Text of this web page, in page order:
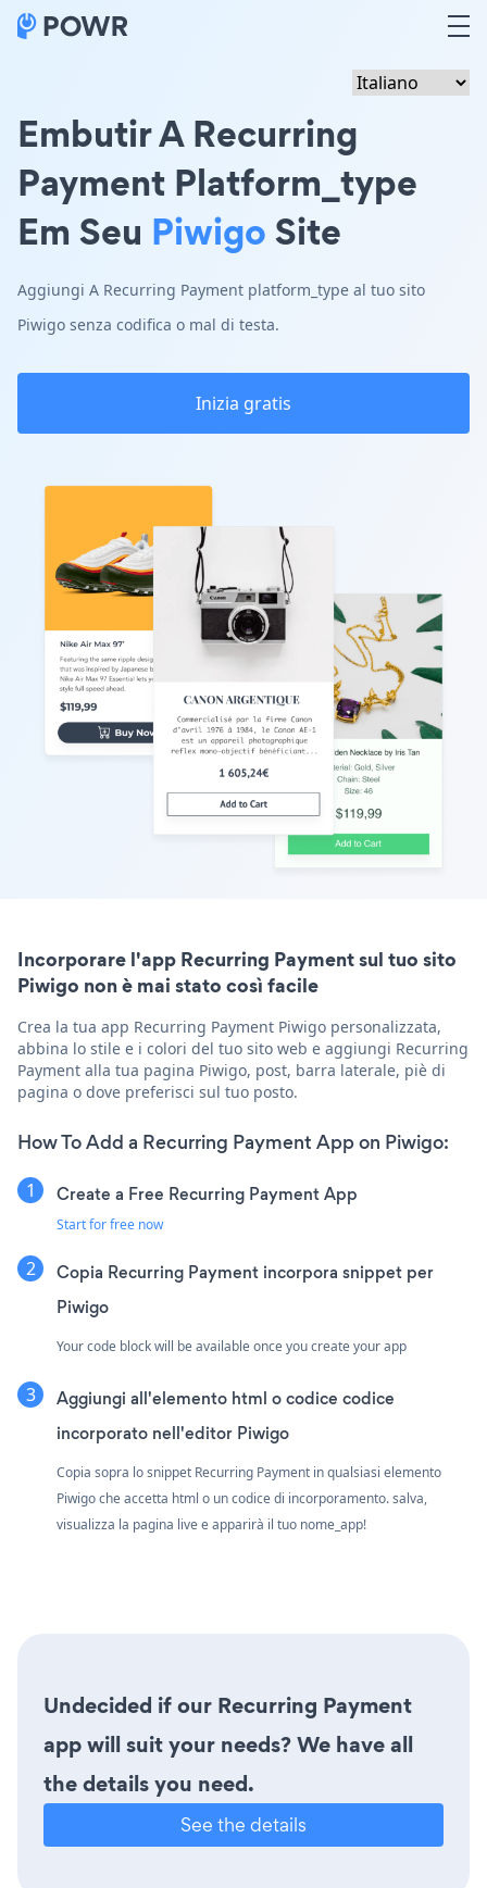
Embutir A Recurring
Payment Platform_type
Em Seu PiwigoSite
Aggiungi A Recurring Payment platform_type al tuo sito
Piwigo senza codifica o mal di testa.
Inizia gratis
Incorporare l'app Recurring Payment sul tuo sito
Piwigo non è mai stato così facile
Crea la tua app Recurring Payment Piwigo personalizzata,
abbina lo stile e i colori del tuo sito web e aggiungi Recurring
Payment alla tua pagina Piwigo, post, barra laterale, piè di
pagina o dove preferisci sul tuo posto.
How To Add a Recurring Payment App on Piwigo:
Create a Free Recurring Payment App
Start for free now
Copia Recurring Payment incorpora snippet per
Piwigo
Your code block will be available once you create your app
Aggiungi all'elemento html o codice codice
incorporato nell'editor Piwigo
Copia sopra lo snippet Recurring Payment in qualsiasi elemento
Piwigo che accetta html o un codice di incorporamento. salva,
visualizza la pagina live e apparirà il tuo nome_app!
Undecided if our Recurring Payment
app will suit your needs? We have all
the details you need.
See the details